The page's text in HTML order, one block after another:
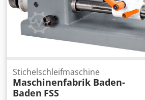
Stichelschleifmaschine
Maschinenfabrik Baden-
Baden FSS